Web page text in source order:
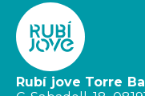
Rubí jove Torre